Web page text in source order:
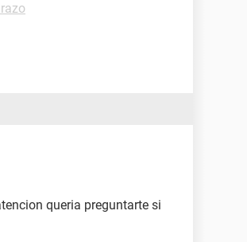
queria preguntarte si